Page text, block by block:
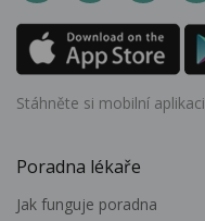
Stáhněte si mobilní aplikaci
Poradna lékaře
Jak funguje poradna